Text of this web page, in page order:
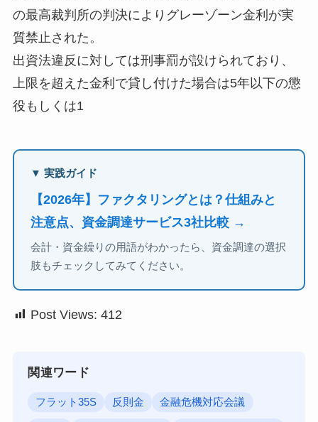
の最高裁判所の判決によりグレーゾーン金利が実
質禁止された。
出資法違反に対しては刑事罰が設けられており、
上限を超えた金利で貸し付けた場合は5年以下の懲
役もしくは1
▼ 実践ガイド
【2026年】ファクタリングとは？仕組みと
注意点、資金調達サービス3社比較 →
会計・資金繰りの用語がわかったら、資金調達の選択
肢もチェックしてみてください。
Post Views: 412
関連ワード
フラット35S 反則金 金融危機対応会議